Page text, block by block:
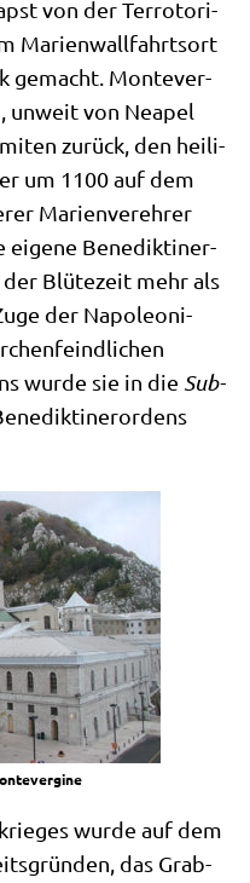
von der Ter­ro­to­ri­
Mari­en­wall­fahrts­ort
gemacht. Mon­te­ver­
unweit von Nea­pel
zurück, den hei­li­
um 1100 auf dem
Mari­en­ver­eh­rer
eige­ne Bene­dik­ti­ner­
Blü­te­zeit mehr als
der Napo­leo­ni­
wur­de sie in die Sub­
wur­de auf dem
das Grab­